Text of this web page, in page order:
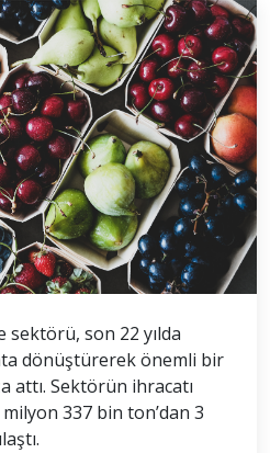
sektörü, son 22 yılda
dönüştürerek önemli bir
attı. Sektörün ihracatı
337 bin ton’dan 3